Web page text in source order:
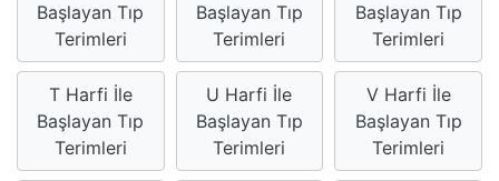
Başlayan Tıp
Terimleri
Başlayan Tıp
Terimleri
Başlayan Tıp
Terimleri
T Harfi İle
Başlayan Tıp
Terimleri
U Harfi İle
Başlayan Tıp
Terimleri
V Harfi İle
Başlayan Tıp
Terimleri